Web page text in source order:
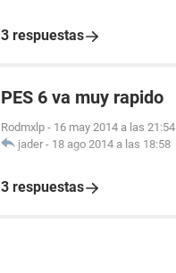
3 respuestas
PES 6 va muy rapido
Rodmxlp - 16 may 2014 a las 21:54
jader - 18 ago 2014 a las 18:58
3 respuestas